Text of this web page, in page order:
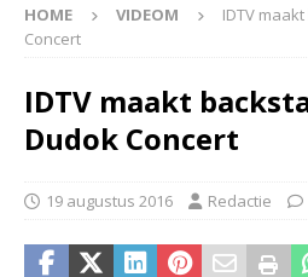
HOME VIDEOM
IDTV
Concert
IDTV maakt
Dudok Concert
19 augustus 2016 Redactie